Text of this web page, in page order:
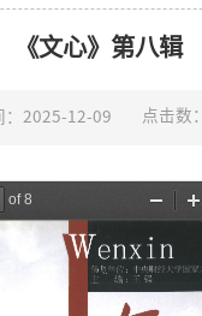
《文心》第八辑
：2025-12-09 点击数：